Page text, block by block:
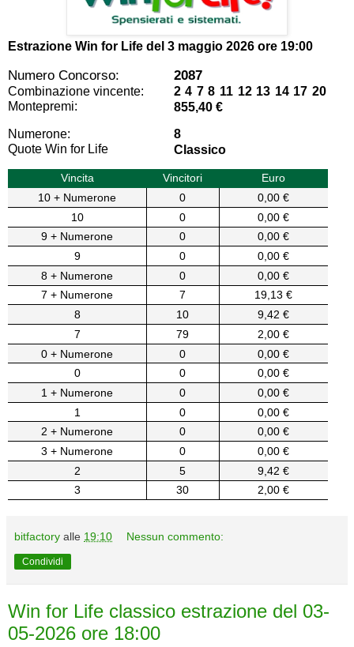
Estrazione Win for Life del 3 maggio 2026 ore 19:00
Numero Concorso: 2087
Combinazione vincente:
2 4 7 8 11 12 13 14 17 20
Montepremi:
855,40 €
Numerone:
8
Quote Win for Life
Classico
Vincita Vincitori
Euro
10 + Numerone
0
0,00 €
10
0
0,00 €
9 + Numerone
0
0,00 €
9
0
0,00 €
8 + Numerone
0
0,00 €
7 + Numerone
7
19,13 €
8
10
9,42 €
7
79
2,00 €
0 + Numerone
0
0,00 €
0
0
0,00 €
1 + Numerone
0
0,00 €
1
0
0,00 €
2 + Numerone
0
0,00 €
3 + Numerone
0
0,00 €
2
5
9,42 €
3
30 2,00 €
bitfactory alle 19:10 Nessun commento:
Condividi
Win for Life classico estrazione del 03-
05-2026 ore 18:00